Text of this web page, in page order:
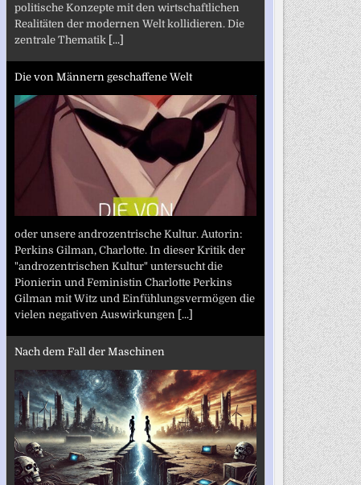
politische Konzepte mit den wirtschaftlichen
Realitäten der modernen Welt kollidieren. Die
zentrale Thematik [...]
Die von Männern geschaffene Welt
oder unsere androzentrische Kultur. Autorin:
Perkins Gilman, Charlotte. In dieser Kritik der
"androzentrischen Kultur" untersucht die
Pionierin und Feministin Charlotte Perkins
Gilman mit Witz und Einfühlungsvermögen die
vielen negativen Auswirkungen [...]
Nach dem Fall der Maschinen